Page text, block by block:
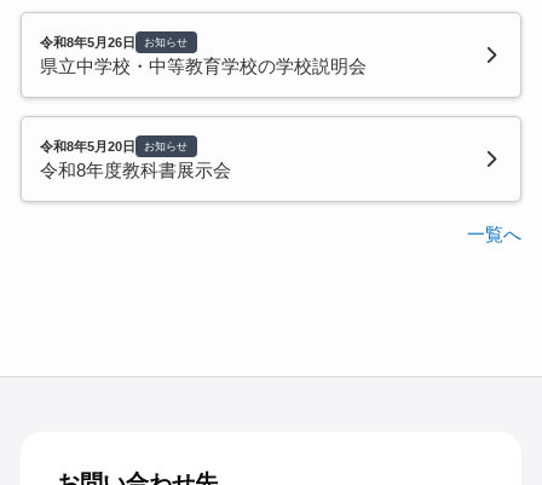
令和8年5月26日 お知らせ
県立中学校・中等教育学校の学校説明会
令和8年5月20日 お知らせ
令和8年度教科書展示会
一覧へ